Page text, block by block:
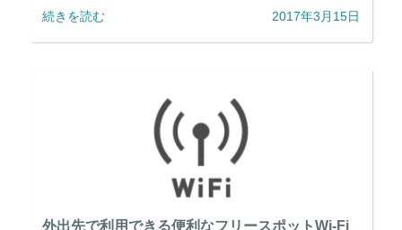
続きを読む 2017年3月15日
外出先で利用できる便利なフリースポットWi-Fi